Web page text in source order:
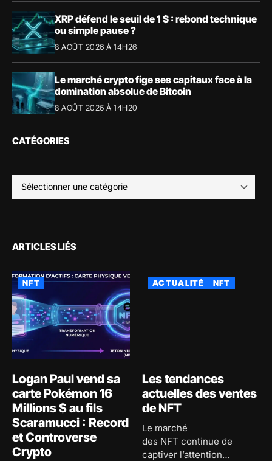
XRP défend le seuil de 1 $ : rebond technique
ou simple pause ?
8 AOÛT 2026 À 14H26
Le marché crypto fige ses capitaux face à la
domination absolue de Bitcoin
8 AOÛT 2026 À 14H20
CATÉGORIES
ARTICLES LIÉS
NFT
Logan Paul vend sa
carte Pokémon 16
Millions $ au fils
Scaramucci : Record
et Controverse
Crypto
ACTUALITÉ NFT
Les tendances
actuelles des ventes
de NFT
Le marché
des NFT continue de
captiver l’attention